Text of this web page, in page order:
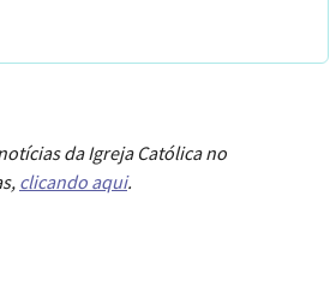
da Igreja Católica no
clicando aqui.